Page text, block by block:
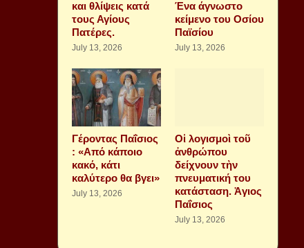
και θλίψεις κατά
τους Αγίους
Πατέρες.
July 13, 2026
Ένα άγνωστο
κείμενο του Οσίου
Παϊσίου
July 13, 2026
Γέροντας Παΐσιος
: «Από κάποιο
κακό, κάτι
καλύτερο θα βγει»
July 13, 2026
Οἱ λογισμοὶ τοῦ
ἀνθρώπου
δείχνουν τὴν
πνευματική του
κατάσταση. Ἁγιος
Παΐσιος
July 13, 2026